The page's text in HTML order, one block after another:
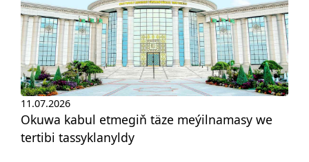
11.07.2026
Okuwa kabul etmegiň täze meýilnamasy we
tertibi tassyklanyldy